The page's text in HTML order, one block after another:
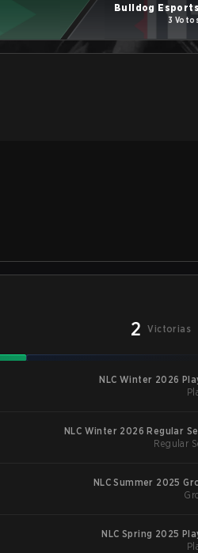
Bulldog
3
2 Victorias
NLC Winter 2026
NLC Winter 2026 Regular
Regular
NLC Summer 2025
NLC Spring 2025